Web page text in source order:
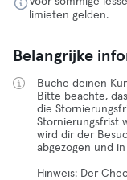
limieten gelden.
Belangrijke
Buche deinen
Bitte beachte,
die
Stornierungsfrist
wird dir der
abgezogen und
Hinweis: Der